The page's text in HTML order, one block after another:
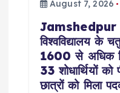
August 7, 2026
Jamshedpur
विश्वविद्यालय के
1600 से अधिक
33 शोधार्थियों
छात्रों को मिला